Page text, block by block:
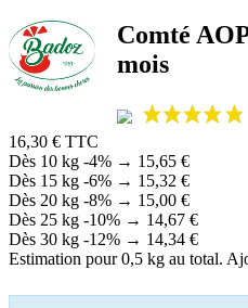
Comté
mois
16,30 € TTC
Dès 10 kg -4% → 15,65 €
Dès 15 kg -6% → 15,32 €
Dès 20 kg -8% → 15,00 €
Dès 25 kg -10% → 14,67 €
Dès 30 kg -12% → 14,34 €
Estimation pour 0,5 kg au total.